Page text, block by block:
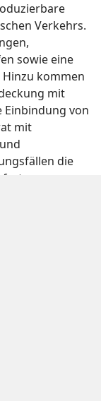
Verkehrs.
sowie eine
kommen
mit
Einbindung von
mit
die